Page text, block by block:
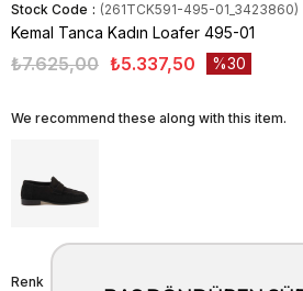
Stock Code (261TCK591-495-01_3423860)
Kemal Tanca Kadın Loafer 495-01
₺7.625,00 ₺5.337,50 30
We recommend these along with this item.
Renk